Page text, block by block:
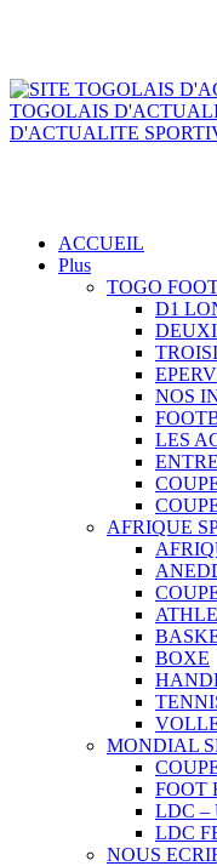
TOGOLAIS
D'ACTUALITE
ACCUEIL
Plus
TOGO
D1
NOS
LES
AFRIQUE
BOXE
MONDIAL
FOOT
LDC –
LDC
NOUS